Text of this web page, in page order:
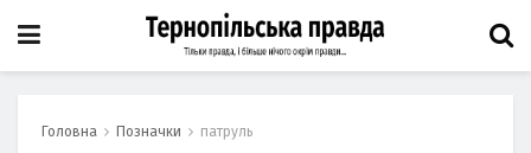
Головна Позначки патруль